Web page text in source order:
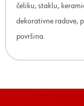
čeliku, staklu,
dekorativne radove,
površina.